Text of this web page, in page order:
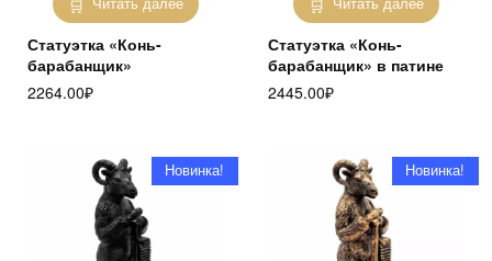
Статуэтка «Конь-
барабанщик»
2264.00₽
Статуэтка «Конь-
барабанщик» в патине
2445.00₽
Новинка! Новинка!